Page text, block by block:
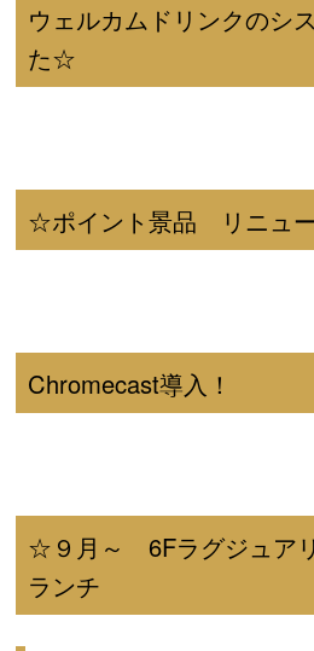
ウェルカムドリンクのシ
た☆
☆ポイント景品 リニュ
Chromecast導入！
☆９月～ 6Fラグジュア
ランチ